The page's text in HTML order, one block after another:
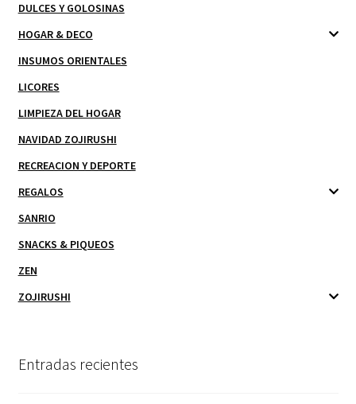
DULCES Y GOLOSINAS
HOGAR & DECO
INSUMOS ORIENTALES
LICORES
LIMPIEZA DEL HOGAR
NAVIDAD ZOJIRUSHI
RECREACION Y DEPORTE
REGALOS
SANRIO
SNACKS & PIQUEOS
ZEN
ZOJIRUSHI
Entradas recientes